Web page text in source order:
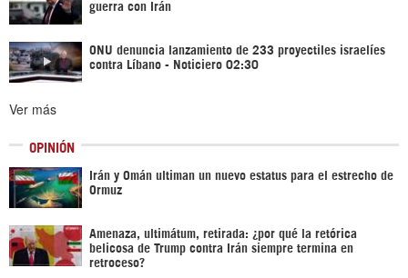
guerra con Irán
ONU denuncia lanzamiento de 233 proyectiles israelíes
contra Líbano - Noticiero 02:30
Ver más
OPINIÓN
Irán y Omán ultiman un nuevo estatus para el estrecho de
Ormuz
Amenaza, ultimátum, retirada: ¿por qué la retórica
belicosa de Trump contra Irán siempre termina en
retroceso?